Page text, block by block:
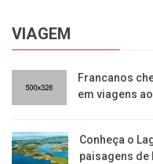
VIAGEM
​Francanos
em viagens
Conheça o
paisagens de